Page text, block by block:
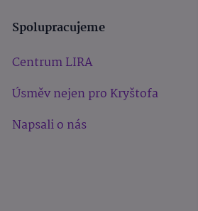
Spolupracujeme
Centrum LIRA
Úsměv nejen pro Kryštofa
Napsali o nás